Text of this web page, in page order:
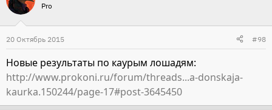
Pro
20 Октябрь 2015 #98
Новые результаты по каурым лошадям:
http://www.prokoni.ru/forum/threads...a-donskaja-
kaurka.150244/page-17#post-3645450